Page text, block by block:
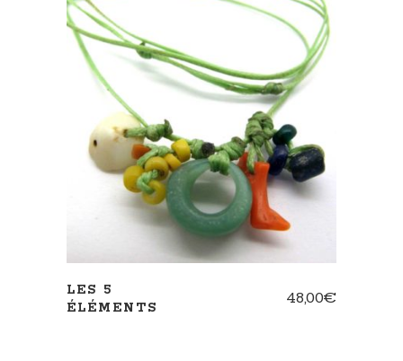
AJOUTER AU PANIER
LES 5
ÉLÉMENTS
48,00€